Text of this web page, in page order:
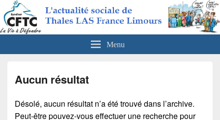
CFTC Thales LAS France Limours
Actualités sociales de Thales LAS France Limours
Menu
Aucun résultat
Désolé, aucun résultat n’a été trouvé dans l’archive.
Peut-être pouvez-vous effectuer une recherche pour